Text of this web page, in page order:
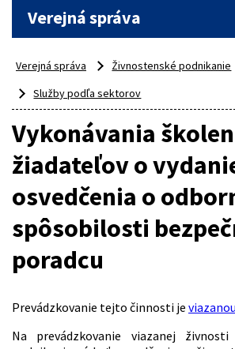
Verejná správa
Verejná správa
Živnostenské podnikanie
Služby podľa sektorov
Vykonávania
žiadateľov o
osvedčenia o
spôsobilosti
poradcu
Prevádzkovanie tejto činnosti je
Na prevádzkovanie viazanej